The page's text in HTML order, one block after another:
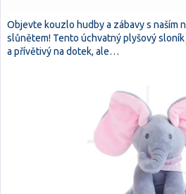
Objevte kouzlo hudby a zábavy s naším
slůnětem! Tento úchvatný plyšový
a přívětivý na dotek, ale…